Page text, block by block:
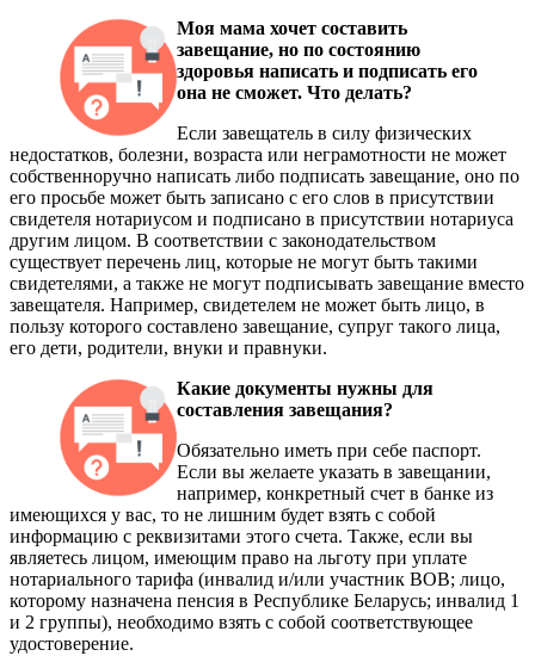
Моя мама хочет составить
завещание, но по состоянию
здоровья написать и подписать его
она не сможет. Что делать?
Если завещатель в силу физических
недостатков, болезни, возраста или неграмотности не может
собственноручно написать либо подписать завещание, оно по
его просьбе может быть записано с его слов в присутствии
свидетеля нотариусом и подписано в присутствии нотариуса
другим лицом. В соответствии с законодательством
существует перечень лиц, которые не могут быть такими
свидетелями, а также не могут подписывать завещание вместо
завещателя. Например, свидетелем не может быть лицо, в
пользу которого составлено завещание, супруг такого лица,
его дети, родители, внуки и правнуки.
Какие документы нужны для
составления завещания?
Обязательно иметь при себе паспорт.
Если вы желаете указать в завещании,
например, конкретный счет в банке из
имеющихся у вас, то не лишним будет взять с собой
информацию с реквизитами этого счета. Также, если вы
являетесь лицом, имеющим право на льготу при уплате
нотариального тарифа (инвалид и/или участник ВОВ; лицо,
которому назначена пенсия в Республике Беларусь; инвалид 1
и 2 группы), необходимо взять с собой соответствующее
удостоверение.